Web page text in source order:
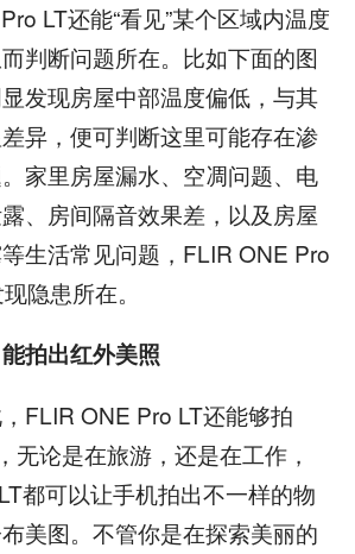
LT还能“看见”某个区域内温度
判断问题所在。比如下面的图
发现房屋中部温度偏低，与其
异，便可判断这里可能存在渗
家里房屋漏水、空凋问题、电
、房间隔音效果差，以及房屋
生活常见问题，FLIR ONE Pro
隐患所在。
拍出红外美照
ONE Pro LT还能够拍
无论是在旅游，还是在工作，
都可以让手机拍出不一样的物
美图。不管你是在探索美丽的